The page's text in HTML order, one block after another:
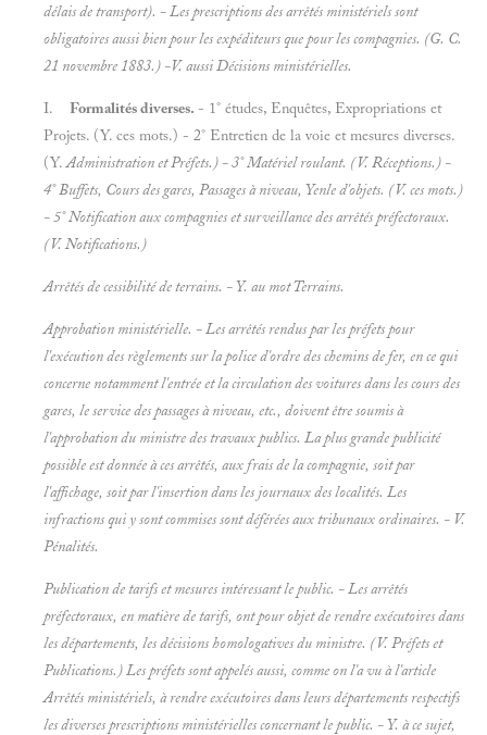
délais de transport). - Les prescriptions des arrêtés ministériels sont
obligatoires aussi bien pour les expéditeurs que pour les compagnies. (G. C.
21 novembre 1883.) -V. aussiDécisions ministérielles.
I. Formalités diverses. - 1° études, Enquêtes, Expropriations et
Projets. (Y. ces mots.) - 2° Entretien de la voie et mesures diverses.
(Y.Administration etPréfets.) - 3° Matériel roulant. (V.Réceptions.) -
4° Buffets, Cours des gares, Passages à niveau, Yenle d'objets. (V. ces mots.)
- 5° Notification aux compagnies et surveillance des arrêtés préfectoraux.
(V.Notifications.)
Arrêtés de cessibilité de terrains. - Y. au motTerrains.
Approbation ministérielle. - Les arrêtés rendus par les préfets pour
l'exécution des règlements sur la police d'ordre des chemins de fer, en ce qui
concerne notamment l'entrée et la circulation des voitures dans les cours des
gares, le service des passages à niveau, etc., doivent être soumis à
l'approbation du ministre des travaux publics. La plus grande publicité
possible est donnée à ces arrêtés, aux frais de la compagnie, soit par
l'affichage, soit par l'insertion dans les journaux des localités. Les
infractions qui y sont commises sont déférées aux tribunaux ordinaires. - V.
Pénalités.
Publication de tarifs et mesures intéressant le public. - Les arrêtés
préfectoraux, en matière de tarifs, ont pour objet de rendre exécutoires dans
les départements, les décisions homologatives du ministre. (V.Préfets et
Publications.) Les préfets sont appelés aussi, comme on l'a vu à l'article
Arrêtés ministériels, à rendre exécutoires dans leurs départements respectifs
les diverses prescriptions ministérielles concernant le public. - Y. à ce sujet,